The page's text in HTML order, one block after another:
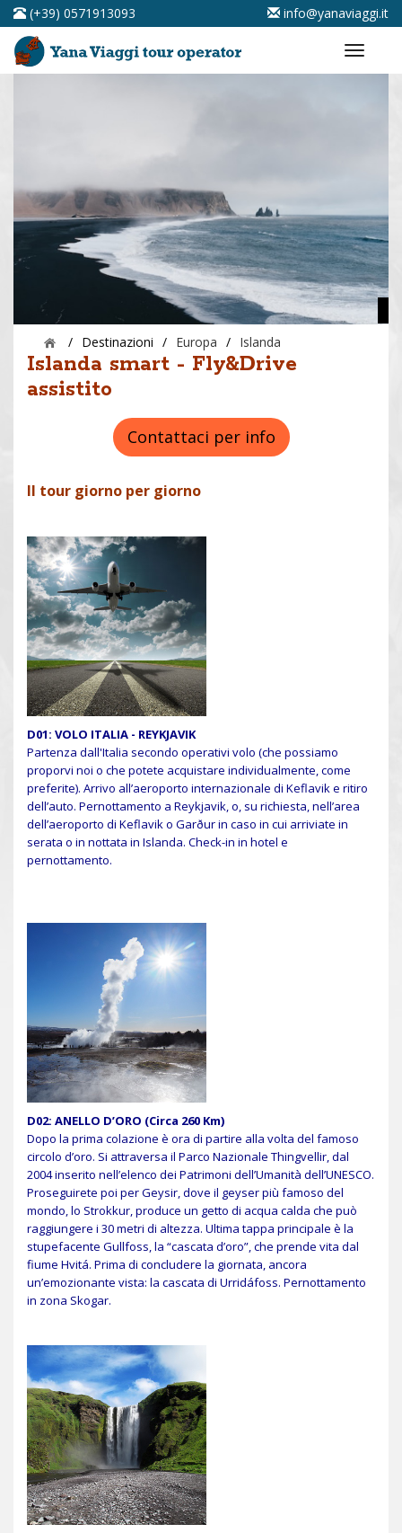
(+39) 0571913093 info@yanaviaggi.it
/ Destinazioni / Europa / Islanda
Islanda smart - Fly&Drive
assistito
Contattaci per info
Il tour giorno per giorno
D01: VOLO ITALIA - REYKJAVIK
Partenza dall'Italia secondo operativi volo (che possiamo
proporvi noi o che potete acquistare individualmente, come
preferite). Arrivo all’aeroporto internazionale di Keflavik e ritiro
dell’auto. Pernottamento a Reykjavik, o, su richiesta, nell’area
dell’aeroporto di Keflavik o Garður in caso in cui arriviate in
serata o in nottata in Islanda. Check-in in hotel e
pernottamento.
D02: ANELLO D’ORO (Circa 260 Km)
Dopo la prima colazione è ora di partire alla volta del famoso
circolo d’oro. Si attraversa il Parco Nazionale Thingvellir, dal
2004 inserito nell’elenco dei Patrimoni dell’Umanità dell’UNESCO.
Proseguirete poi per Geysir, dove il geyser più famoso del
mondo, lo Strokkur, produce un getto di acqua calda che può
raggiungere i 30 metri di altezza. Ultima tappa principale è la
stupefacente Gullfoss, la “cascata d’oro”, che prende vita dal
fiume Hvitá. Prima di concludere la giornata, ancora
un’emozionante vista: la cascata di Urridáfoss. Pernottamento
in zona Skogar.